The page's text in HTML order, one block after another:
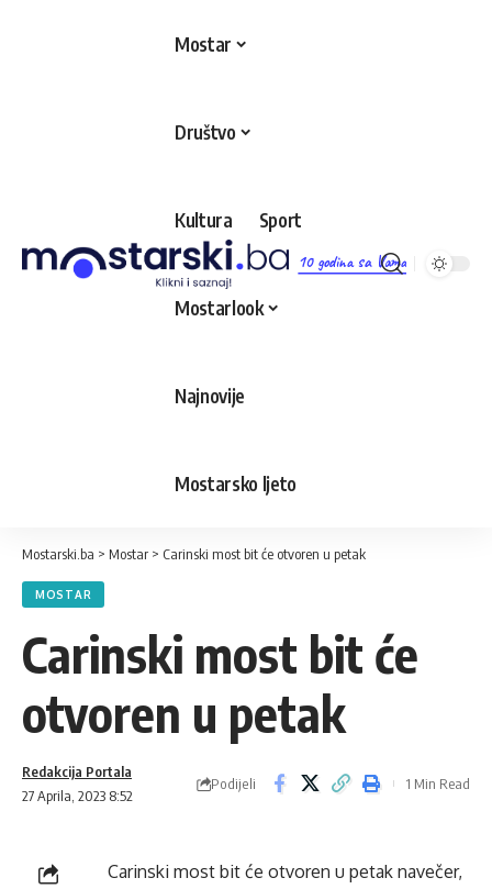
10 godina sa Vama
Mostar
Društvo
Kultura Sport
Mostarlook
Najnovije
Mostarsko ljeto
Mostarski.ba > Mostar > Carinski most bit će otvoren u petak
MOSTAR
Carinski most bit će
otvoren u petak
27 Aprila, 2023 8:52
Redakcija Portala
Podijeli 1 Min Read
Carinski most bit će otvoren u petak navečer,